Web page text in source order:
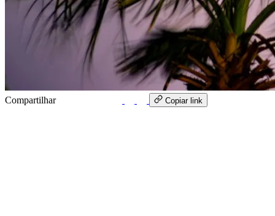
Compartilhar Copiar link